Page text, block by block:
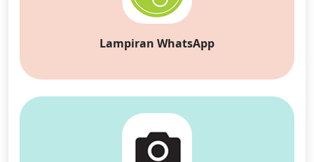
Lampiran WhatsApp